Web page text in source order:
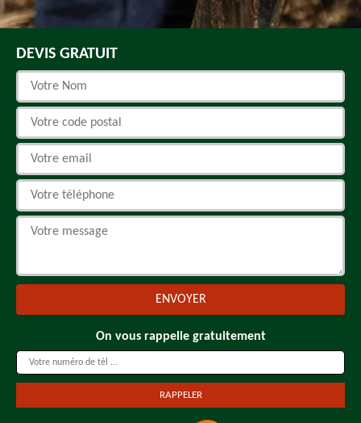
DEVIS GRATUIT
On vous rappelle gratuitement